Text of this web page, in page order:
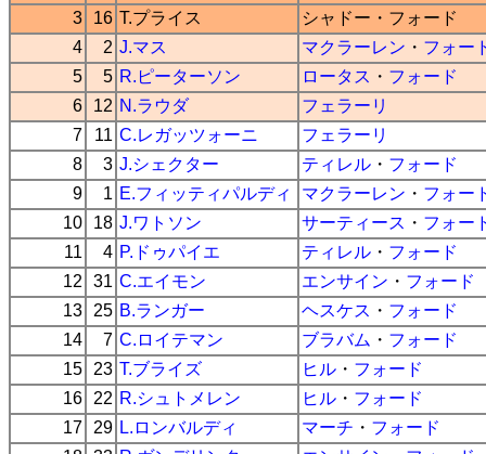
3
16 T.プライス シャドー ・ フォード
4
2 J.マス マクラーレン ・ フォー
5
5 R.ピーターソン ロータス ・ フォード
6
12 N.ラウダ
フェラーリ
7
11 C.レガッツォーニ
フェラーリ
8
3 J.シェクター ティレル ・ フォード
9
1 E.フィッティパルディ マクラーレン ・ フォー
10
18 J.ワトソン サーティース ・ フォー
11
4 P.ドゥパイエ ティレル ・ フォード
12
31 C.エイモン エンサイン ・ フォード
13
25 B.ランガー ヘスケス ・ フォード
14
7 C.ロイテマン ブラバム ・ フォード
15
23 T.ブライズ ヒル ・ フォード
16
22 R.シュトメレン ヒル ・ フォード
17
29 L.ロンバルディ マーチ ・ フォード